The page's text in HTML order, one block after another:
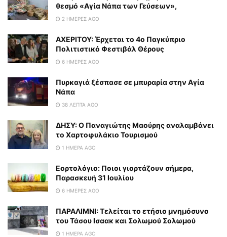
θεσμό «Αγία Νάπα των Γεύσεων»,
2 ΗΜΈΡΕΣ AGO
ΑΧΕΡΙΤΟΥ: Έρχεται το 4ο Παγκύπριο
Πολιτιστικό Φεστιβάλ Θέρους
6 ΗΜΈΡΕΣ AGO
Πυρκαγιά ξέσπασε σε μπυραρία στην Αγία
Νάπα
38 ΛΕΠΤΆ AGO
ΔΗΣΥ: Ο Παναγιώτης Μαούρης αναλαμβάνει
το Χαρτοφυλάκιο Τουρισμού
1 ΗΜΈΡΑ AGO
Εορτολόγιο: Ποιοι γιορτάζουν σήμερα,
Παρασκευή 31 Ιουλίου
6 ΗΜΈΡΕΣ AGO
ΠΑΡΑΛΙΜΝΙ: Τελείται το ετήσιο μνημόσυνο
του Τάσου Ισαακ και Σολωμού Σολωμού
1 ΗΜΈΡΑ AGO